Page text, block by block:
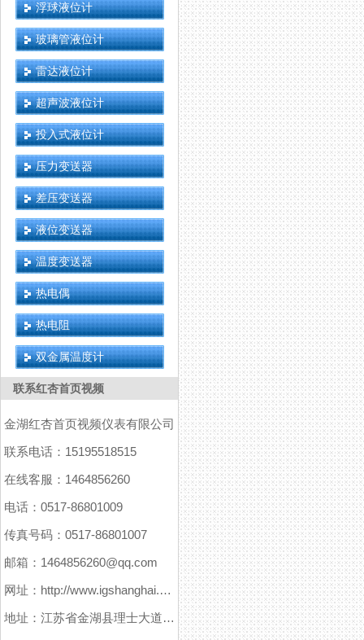
浮球液位计
玻璃管液位计
雷达液位计
超声波液位计
投入式液位计
压力变送器
差压变送器
液位变送器
温度变送器
热电偶
热电阻
双金属温度计
联系红杏首页视频
金湖红杏首页视频仪表有限公司
联系电话：15195518515
在线客服：1464856260
电话：0517-86801009
传真号码：0517-86801007
邮箱：1464856260@qq.com
网址：http://www.igshanghai.com
地址：江苏省金湖县理士大道61号